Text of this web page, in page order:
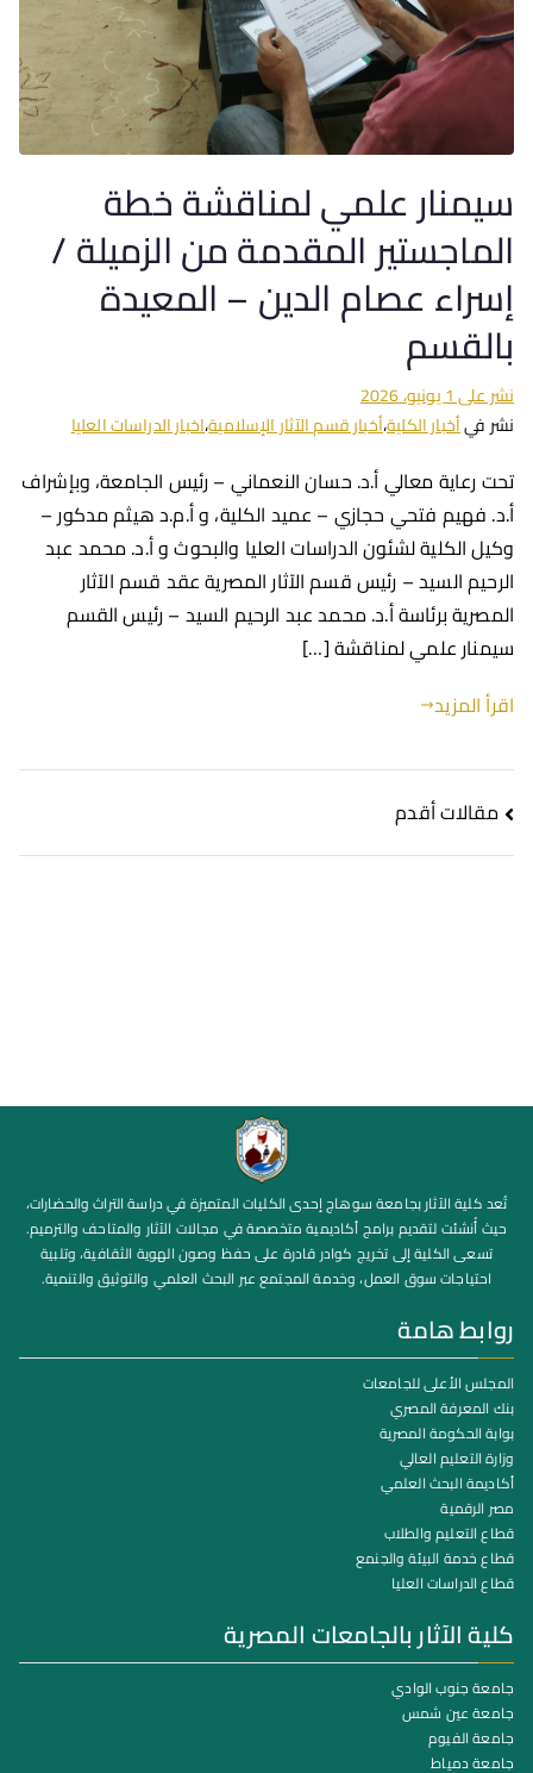
سيمنار علمي لمناقشة خطة
الماجستير المقدمة من الزميلة /
إسراء عصام الدين – المعيدة
بالقسم
نشر على1 يونيو، 2026
نشر فيأخبار الكلية،أخبار قسم الآثار الإسلامية،اخبار الدراسات العليا
تحت رعاية معالي أ.د. حسان النعماني – رئيس الجامعة، وبإشراف
أ.د. فهيم فتحي حجازي – عميد الكلية، و أ.م.د هيثم مدكور –
وكيل الكلية لشئون الدراسات العليا والبحوث و أ.د. محمد عبد
الرحيم السيد – رئيس قسم الآثار المصرية عقد قسم الآثار
المصرية برئاسة أ.د. محمد عبد الرحيم السيد – رئيس القسم
سيمنار علمي لمناقشة […]
اقرأ المزيد
مقالات أقدم
تُعد كلية الآثار بجامعة سوهاج إحدى الكليات المتميزة في دراسة التراث والحضارات،
حيث أُنشئت لتقديم برامج أكاديمية متخصصة في مجالات الآثار والمتاحف والترميم.
تسعى الكلية إلى تخريج كوادر قادرة على حفظ وصون الهوية الثقافية، وتلبية
احتياجات سوق العمل، وخدمة المجتمع عبر البحث العلمي والتوثيق والتنمية.
روابط هامة
المجلس الأعلى للجامعات
بنك المعرفة المصري
بوابة الحكومة المصرية
وزارة التعليم العالي
أكاديمة البحث العلمي
مصر الرقمية
قطاع التعليم والطلاب
قطاع خدمة البيئة والجنمع
قطاع الدراسات العليا
كلية الآثار بالجامعات المصرية
جامعة جنوب الوادي
جامعة عين شمس
جامعة الفيوم
جامعة دمياط